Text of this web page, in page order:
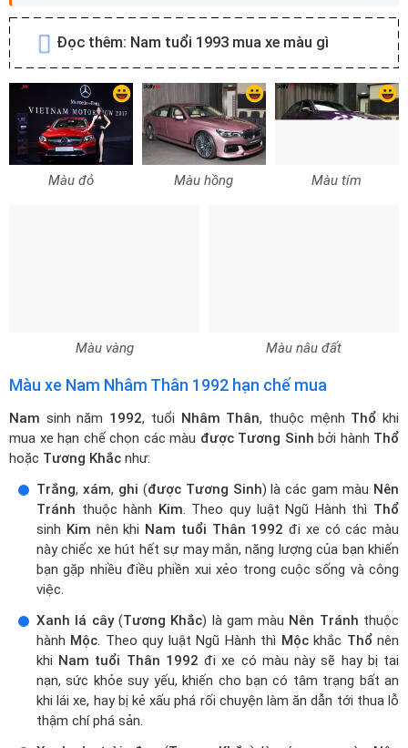
Đọc thêm: Nam tuổi 1993 mua xe màu gì
Màu đỏ Màu hồng Màu tím
Màu vàng Màu nâu đất
Màu xe Nam Nhâm Thân 1992 hạn chế mua
Nam sinh năm 1992, tuổi Nhâm Thân, thuộc mệnh Thổ khi
mua xe hạn chế chọn các màu được Tương Sinh bởi hành Thổ
hoặc Tương Khắc như:
Trắng, xám, ghi (được Tương Sinh) là các gam màu Nên
Tránh thuộc hành Kim. Theo quy luật Ngũ Hành thì Thổ
sinh Kim nên khi Nam tuổi Thân 1992 đi xe có các màu
này chiếc xe hút hết sự may mắn, năng lượng của bạn khiến
bạn gặp nhiều điều phiền xui xẻo trong cuộc sống và công
việc.
Xanh lá cây(Tương Khắc) là gam màu Nên Tránh thuộc
hành Mộc. Theo quy luật Ngũ Hành thì Mộckhắc Thổnên
khi Nam tuổi Thân 1992 đi xe có màu này sẽ hay bị tai
nạn, sức khỏe suy yếu, khiến cho bạn có tâm trạng bất an
khi lái xe, hay bị kẻ xấu phá rối chuyện làm ăn dẫn tới thua lỗ
thậm chí phá sản.